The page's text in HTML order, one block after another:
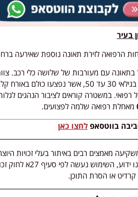
בעיר
הרפואה לזירת תאונה נוספת שאירעה
עם מעורבות של שלושה כלי רכב.
רפואי ראשוני למספר פצועים בגילאי 30 עד
רפואי. במשטרה קוראים לציבור הנהגים
מאחלת רפואה שלמה לפצועים.
בווטסאפלחצו כאן
מאמצים רבים באיתור בעלי זכויות
ופורסמה מדיה
קרדיט או הסרת התוכן.